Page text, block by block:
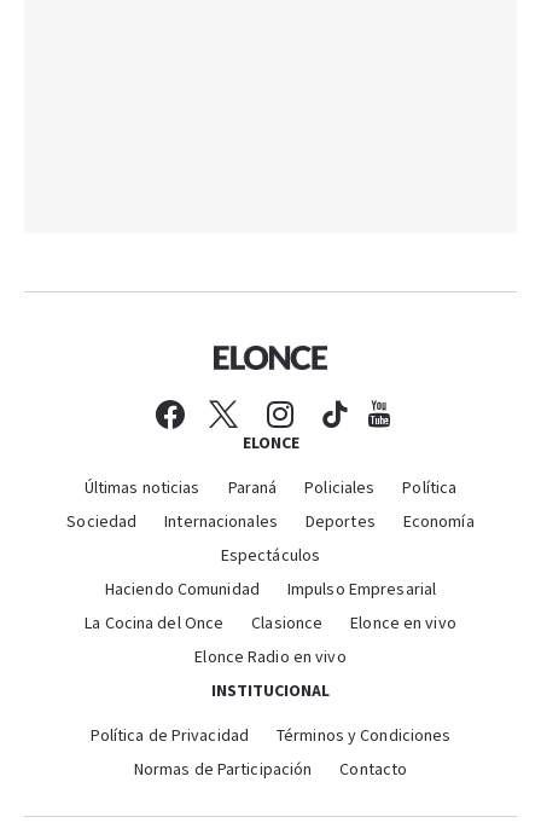
ELONCE
Últimas noticias Paraná Policiales
Política
Sociedad
Internacionales Deportes
Economía
Espectáculos
Haciendo Comunidad
Impulso Empresarial
La Cocina del Once
Clasionce
Elonce en vivo
Elonce Radio en vivo
INSTITUCIONAL
Política de Privacidad
Términos y Condiciones
Normas de Participación
Contacto